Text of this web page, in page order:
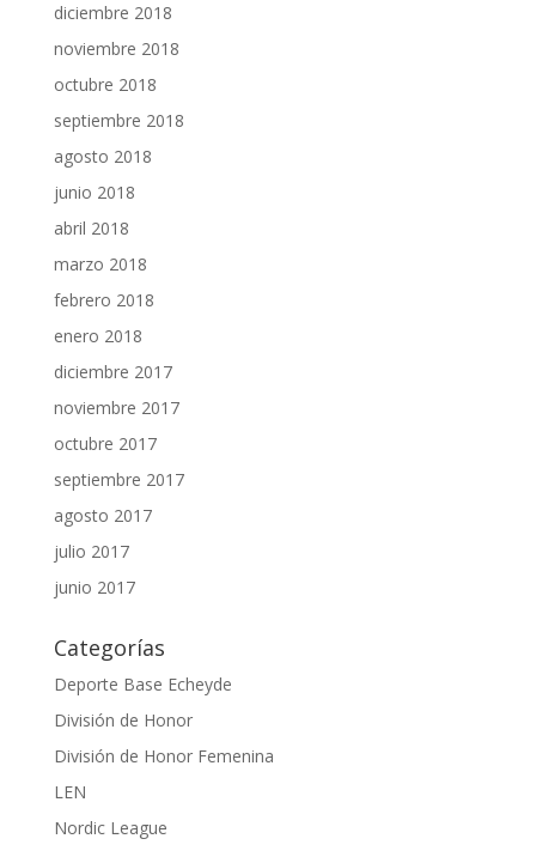
diciembre 2018
noviembre 2018
octubre 2018
septiembre 2018
agosto 2018
junio 2018
abril 2018
marzo 2018
febrero 2018
enero 2018
diciembre 2017
noviembre 2017
octubre 2017
septiembre 2017
agosto 2017
julio 2017
junio 2017
Categorías
Deporte Base Echeyde
División de Honor
División de Honor Femenina
LEN
Nordic League